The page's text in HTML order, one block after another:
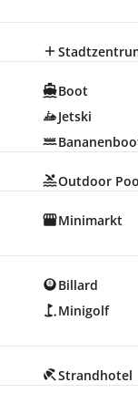
Boot
Jetski
Outdoor
Minimarkt
Billard
Minigolf
Strandhotel